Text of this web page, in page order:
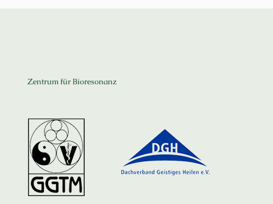
Zentrum für Bioresonanz